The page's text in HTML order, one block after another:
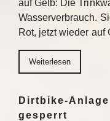
auf Gelb: Die
Wasserverbrauch.
Rot, jetzt wieder auf
Weiterlesen
Dirtbike-
gesperrt